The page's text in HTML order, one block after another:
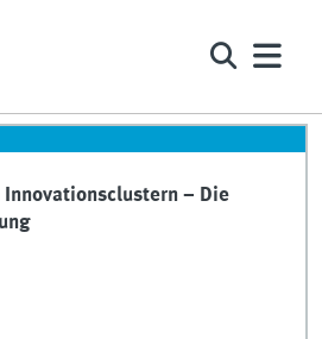
Innovationsclustern – Die